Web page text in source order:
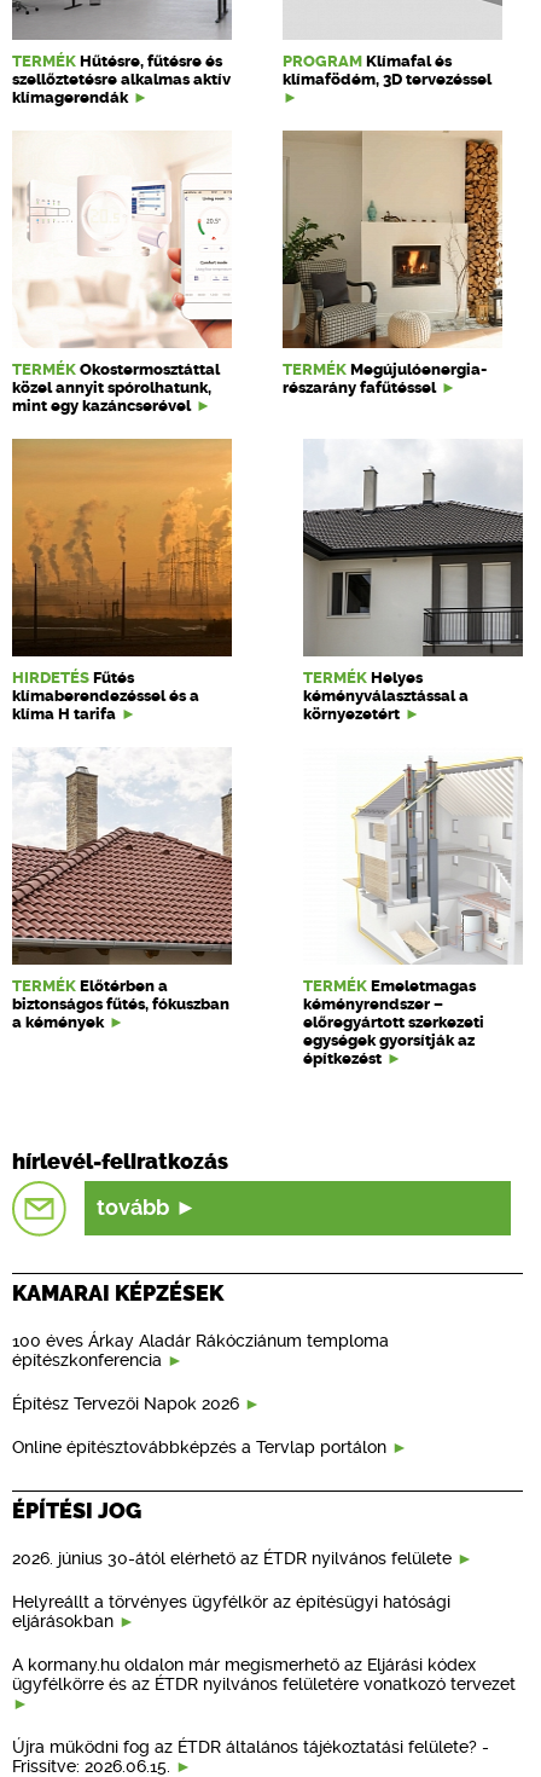
TERMÉK Hűtésre, fűtésre és
szellőztetésre alkalmas aktív
klímagerendák
PROGRAM Klímafal és
klímafödém, 3D tervezéssel
TERMÉK Okostermosztáttal
közel annyit spórolhatunk,
mint egy kazáncserével
TERMÉK Megújulóenergia-
részarány fafűtéssel
HIRDETÉS Fűtés
klímaberendezéssel és a
klíma H tarifa
TERMÉK Helyes
kéményválasztással a
környezetért
TERMÉK Előtérben a
biztonságos fűtés, fókuszban
a kémények
TERMÉK Emeletmagas
kéményrendszer –
előregyártott szerkezeti
egységek gyorsítják az
építkezést
hírlevél-feliratkozás
tovább
KAMARAI KÉPZÉSEK
100 éves Árkay Aladár Rákócziánum temploma
építészkonferencia
Építész Tervezői Napok 2026
Online építésztovábbképzés a Tervlap portálon
ÉPÍTÉSI JOG
2026. június 30-ától elérhető az ÉTDR nyilvános felülete
Helyreállt a törvényes ügyfélkör az építésügyi hatósági
eljárásokban
A kormany.hu oldalon már megismerhető az Eljárási kódex
ügyfélkörre és az ÉTDR nyilvános felületére vonatkozó tervezet
Újra működni fog az ÉTDR általános tájékoztatási felülete? -
Frissítve: 2026.06.15.